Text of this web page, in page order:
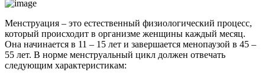
Менструация – это естественный физиологический процесс,
который происходит в организме женщины каждый месяц.
Она начинается в 11 – 15 лет и завершается менопаузой в 45 –
55 лет. В норме менструальный цикл должен отвечать
следующим характеристикам: